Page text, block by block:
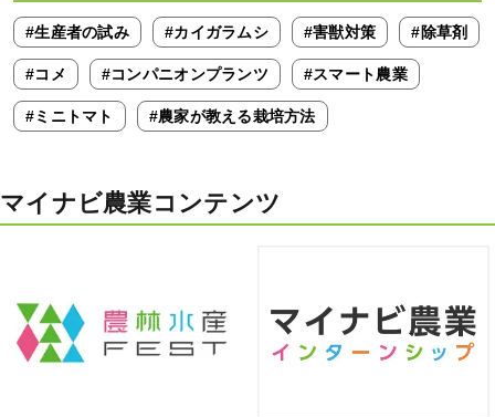
#生産者の試み #カイガラムシ #害獣対策 #除草剤
#コメ #コンパニオンプランツ #スマート農業
#ミニトマト #農家が教える栽培方法
マイナビ農業コンテンツ